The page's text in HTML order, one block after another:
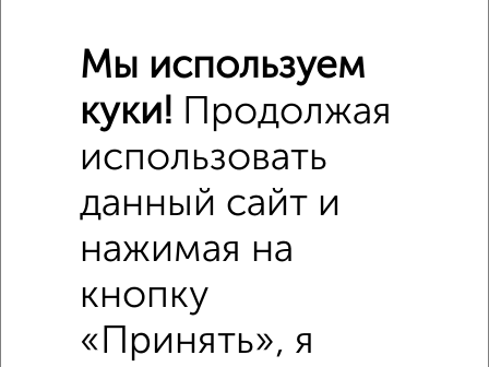
Похожие предложения рядом
1‑комнатные квартиры недалеко от Школьная 9
Мы используем
куки! Продолжая
использовать
данный сайт и
нажимая на
кнопку
«Принять», я